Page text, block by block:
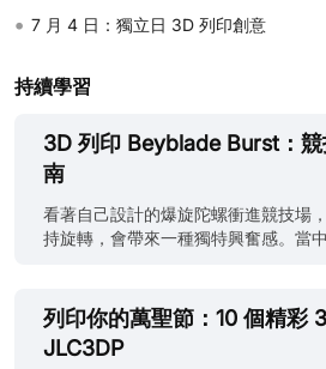
• 7 月 4 日：獨立日 3D 列印創意
持續學習
3D 列印 Beyblade Burst：
南
看著自己設計的爆旋陀螺衝進競技場
持旋轉，會帶來一種獨特興奮感。當
按下列印便宣告完成。現在情況已經
作完整的 3D 列印 Beyblade Burst
Battle）及 Sparking 配置，各自採用
列印你的萬聖節：10 個精彩
JLC3DP